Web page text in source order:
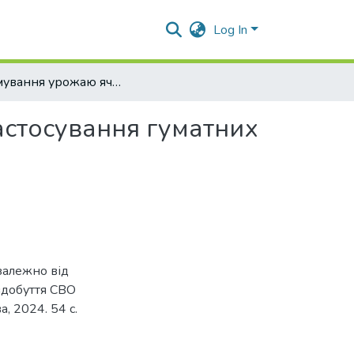
Log In
Формування урожаю ячменю ярого залежно від застосування гуматних добрив
гуматних
від
СВО
2024. 54 с.